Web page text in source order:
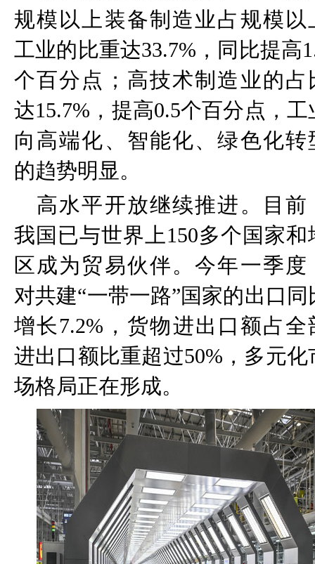
规模以上装备制造业占规模以
工业的比重达33.7% ，同比提高
个百分点；高技术制造业的占
达15.7% ，提高0.5个百分点，工
向高端化、智能化、绿色化转
的趋势明显。
高水平开放继续推进。目前
我国已与世界上150多个国家和
区成为贸易伙伴。今年一季度
对共建“一带一路”国家的出口同
增长7.2% ，货物进出口额占全
进出口额比重超过50% ，多元化
场格局正在形成。